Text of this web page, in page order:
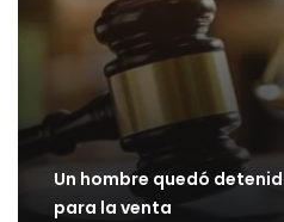
Un hombre quedó
para la venta